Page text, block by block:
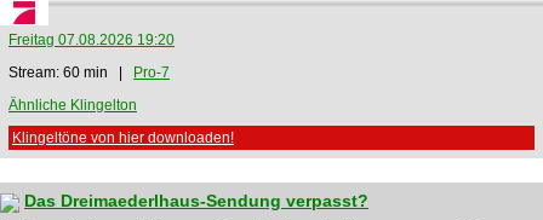
Freitag 07.08.2026 19:20
Stream: 60 min |
Pro-7
Ähnliche Klingelton
Klingeltöne von hier downloaden!
Das Dreimaederlhaus-Sendung verpasst?